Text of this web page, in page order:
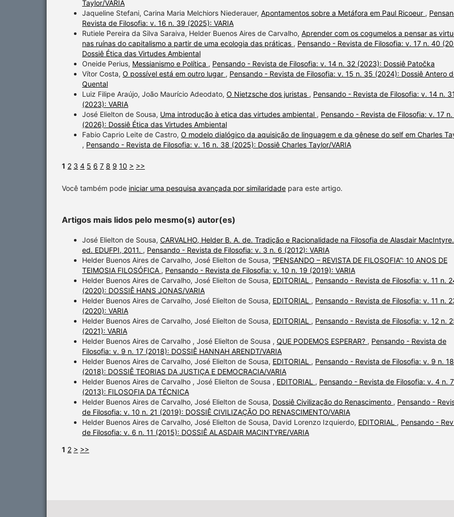
Taylor/VARIA
Jaqueline Stefani, Carina Maria Melchiors Niederauer, Apontamentos sobre a Metáfora em Paul Ricoeur ,
Revista de Filosofia: v. 16 n. 39 (2025): VARIA
Rutiele Pereira da Silva Saraiva, Helder Buenos Aires de Carvalho, Aprender com os cogumelos a pensar as
nas ruínas do capitalismo a partir de uma ecologia das práticas , Pensando - Revista de Filosofia: v. 17 n. 40
Dossiê Ética das Virtudes Ambiental
Oneide Perius, Messianismo e Política , Pensando - Revista de Filosofia: v. 14 n. 32 (2023): Dossiê Patočka
Vítor Costa, O possível está em outro lugar , Pensando - Revista de Filosofia: v. 15 n. 35 (2024): Dossiê Antero
Quental
Luiz Filipe Araújo, João Maurício Adeodato, O Nietzsche dos juristas , Pensando - Revista de Filosofia: v. 14 n.
(2023): VARIA
José Elielton de Sousa, Uma introdução à etica das virtudes ambiental , Pensando - Revista de Filosofia: v. 17
(2026): Dossiê Ética das Virtudes Ambiental
Fabio Caprio Leite de Castro, O modelo dialógico da aquisição de linguagem e da gênese do self em Charles
, Pensando - Revista de Filosofia: v. 16 n. 38 (2025): Dossiê Charles Taylor/VARIA
1 2 3 4 5 6 7 8 9 10 > >>
Você também pode iniciar uma pesquisa avançada por similaridade para este artigo.
Artigos mais lidos pelo mesmo(s) autor(es)
José Elielton de Sousa, CARVALHO, Helder B. A. de. Tradição e Racionalidade na Filosofia de Alasdair
ed. EDUFPI, 2011. , Pensando - Revista de Filosofia: v. 3 n. 6 (2012): VARIA
Helder Buenos Aires de Carvalho, José Elielton de Sousa, “PENSANDO – REVISTA DE FILOSOFIA”: 10 ANOS DE
TEIMOSIA FILOSÓFICA , Pensando - Revista de Filosofia: v. 10 n. 19 (2019): VARIA
Helder Buenos Aires de Carvalho, José Elielton de Sousa, EDITORIAL , Pensando - Revista de Filosofia: v. 11 n.
(2020): DOSSIÊ HANS JONAS/VARIA
Helder Buenos Aires de Carvalho, José Elielton de Sousa, EDITORIAL , Pensando - Revista de Filosofia: v. 11 n.
(2020): VARIA
Helder Buenos Aires de Carvalho, José Elielton de Sousa, EDITORIAL , Pensando - Revista de Filosofia: v. 12 n.
(2021): VARIA
Helder Buenos Aires de Carvalho , José Elielton de Sousa , QUE PODEMOS ESPERAR? , Pensando - Revista de
Filosofia: v. 9 n. 17 (2018): DOSSIÊ HANNAH ARENDT/VARIA
Helder Buenos Aires de Carvalho, José Elielton de Sousa, EDITORIAL , Pensando - Revista de Filosofia: v. 9 n. 18
(2018): DOSSIÊ TEORIAS DA JUSTIÇA E DEMOCRACIA/VARIA
Helder Buenos Aires de Carvalho , José Elielton de Sousa , EDITORIAL , Pensando - Revista de Filosofia: v. 4 n. 7
(2013): FILOSOFIA DA TÉCNICA
Helder Buenos Aires de Carvalho, José Elielton de Sousa, Dossiê Civilização do Renascimento , Pensando -
de Filosofia: v. 10 n. 21 (2019): DOSSIÊ CIVILIZAÇÃO DO RENASCIMENTO/VARIA
Helder Buenos Aires de Carvalho, José Elielton de Sousa, David Lorenzo Izquierdo, EDITORIAL , Pensando -
de Filosofia: v. 6 n. 11 (2015): DOSSIÊ ALASDAIR MACINTYRE/VARIA
1 2 > >>